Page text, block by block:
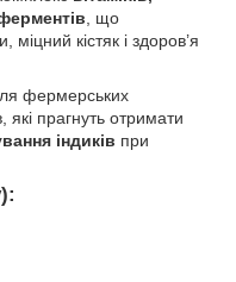
, що
кістяк і здоров’я
фермерських
які прагнуть отримати
індиків при